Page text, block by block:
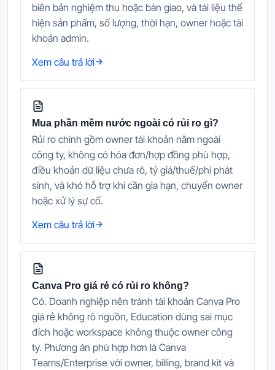
biên bản nghiệm thu hoặc bàn giao, và tài liệu thể
hiện sản phẩm, số lượng, thời hạn, owner hoặc tài
khoản admin.
Xem câu trả lời
Mua phần mềm nước ngoài có rủi ro gì?
Rủi ro chính gồm owner tài khoản nằm ngoài
công ty, không có hóa đơn/hợp đồng phù hợp,
điều khoản dữ liệu chưa rõ, tỷ giá/thuế/phí phát
sinh, và khó hỗ trợ khi cần gia hạn, chuyển owner
hoặc xử lý sự cố.
Xem câu trả lời
Canva Pro giá rẻ có rủi ro không?
Có. Doanh nghiệp nên tránh tài khoản Canva Pro
giá rẻ không rõ nguồn, Education dùng sai mục
đích hoặc workspace không thuộc owner công
ty. Phương án phù hợp hơn là Canva
Teams/Enterprise với owner, billing, brand kit và